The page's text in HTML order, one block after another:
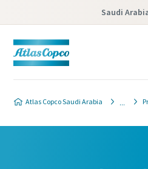
Saudi
Atlas Copco Saudi Arabia